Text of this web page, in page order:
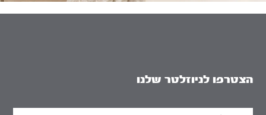
הצטרפו לניוזלטר שלנו